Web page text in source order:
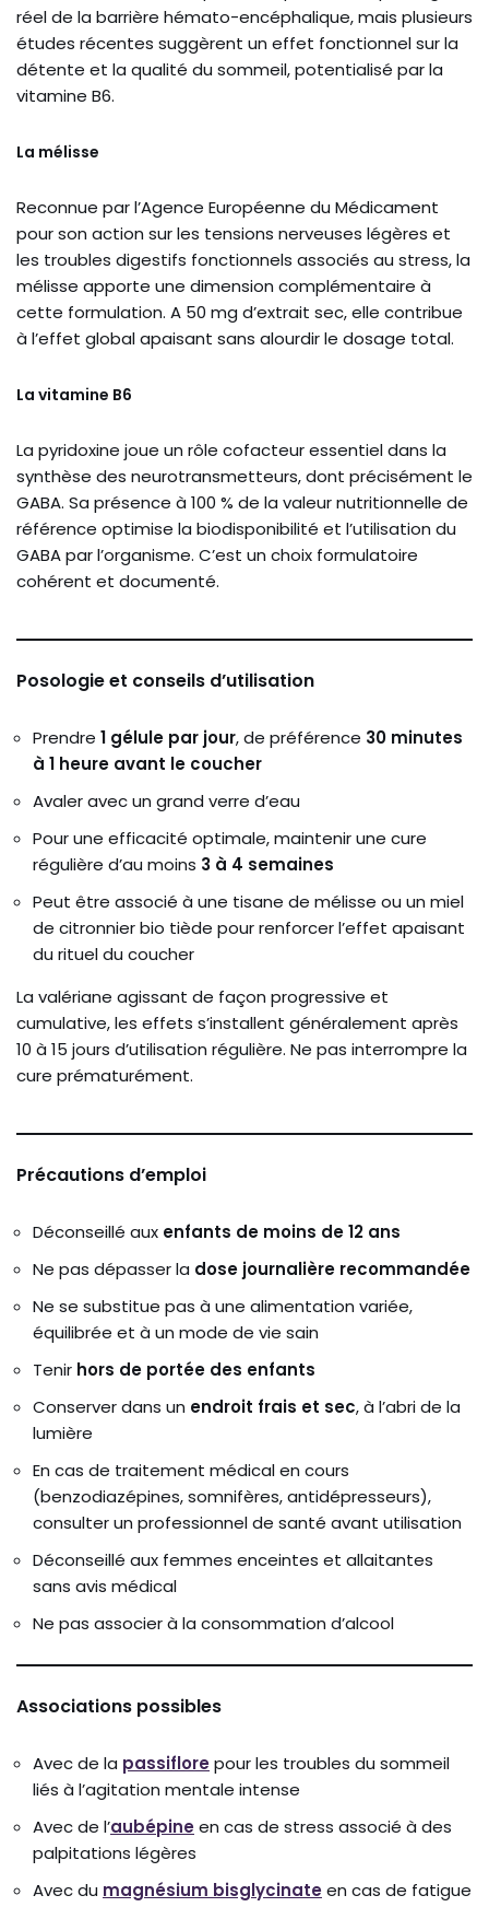
réel de la barrière hémato-encéphalique, mais plusieurs
études récentes suggèrent un effet fonctionnel sur la
détente et la qualité du sommeil, potentialisé par la
vitamine B6.
La mélisse
Reconnue par l’Agence Européenne du Médicament
pour son action sur les tensions nerveuses légères et
les troubles digestifs fonctionnels associés au stress, la
mélisse apporte une dimension complémentaire à
cette formulation. A 50 mg d’extrait sec, elle contribue
à l’effet global apaisant sans alourdir le dosage total.
La vitamine B6
La pyridoxine joue un rôle cofacteur essentiel dans la
synthèse des neurotransmetteurs, dont précisément le
GABA. Sa présence à 100 % de la valeur nutritionnelle de
référence optimise la biodisponibilité et l’utilisation du
GABA par l’organisme. C’est un choix formulatoire
cohérent et documenté.
Posologie et conseils d’utilisation
Prendre 1 gélule par jour, de préférence 30 minutes
à 1 heure avant le coucher
Avaler avec un grand verre d’eau
Pour une efficacité optimale, maintenir une cure
régulière d’au moins 3 à 4 semaines
Peut être associé à une tisane de mélisse ou un miel
de citronnier bio tiède pour renforcer l’effet apaisant
du rituel du coucher
La valériane agissant de façon progressive et
cumulative, les effets s’installent généralement après
10 à 15 jours d’utilisation régulière. Ne pas interrompre la
cure prématurément.
Précautions d’emploi
Déconseillé aux enfants de moins de 12 ans
Ne pas dépasser la dose journalière recommandée
Ne se substitue pas à une alimentation variée,
équilibrée et à un mode de vie sain
Tenir hors de portée des enfants
Conserver dans un endroit frais et sec, à l’abri de la
lumière
En cas de traitement médical en cours
(benzodiazépines, somnifères, antidépresseurs),
consulter un professionnel de santé avant utilisation
Déconseillé aux femmes enceintes et allaitantes
sans avis médical
Ne pas associer à la consommation d’alcool
Associations possibles
Avec de la passiflorepour les troubles du sommeil
liés à l’agitation mentale intense
Avec de l’aubépineen cas de stress associé à des
palpitations légères
Avec du magnésium bisglycinateen cas de fatigue